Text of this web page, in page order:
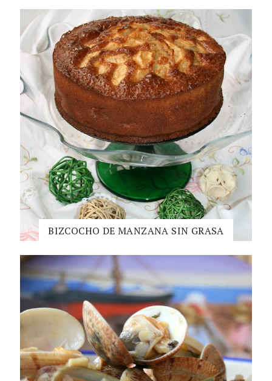
BIZCOCHO DE MANZANA SIN GRASA